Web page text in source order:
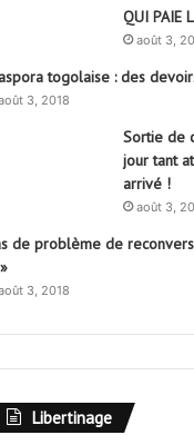
QUI PAIE
août 3,
togolaise : des
3, 2018
Sortie de
jour tant
arrivé !
août 3,
de problème de
»
3, 2018
Libertinage